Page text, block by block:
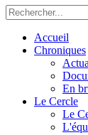
Accueil
Chroniques
En
Le Cercle
Le